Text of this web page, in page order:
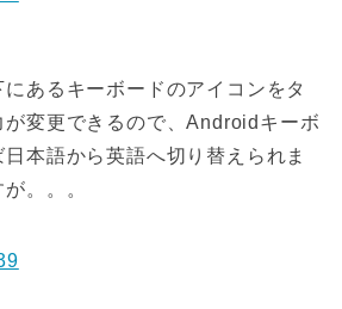
あるキーボードのアイコンをタ
が変更できるので、Androidキーボ
本語から英語へ切り替えられま
。。。